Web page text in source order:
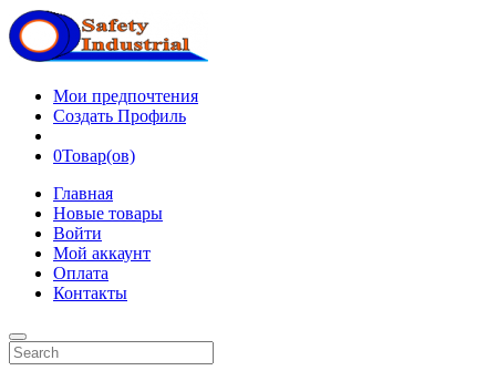
Мои предпочтения
Создать Профиль
0Товар(ов)
Главная
Новые товары
Войти
Мой аккаунт
Оплата
Контакты